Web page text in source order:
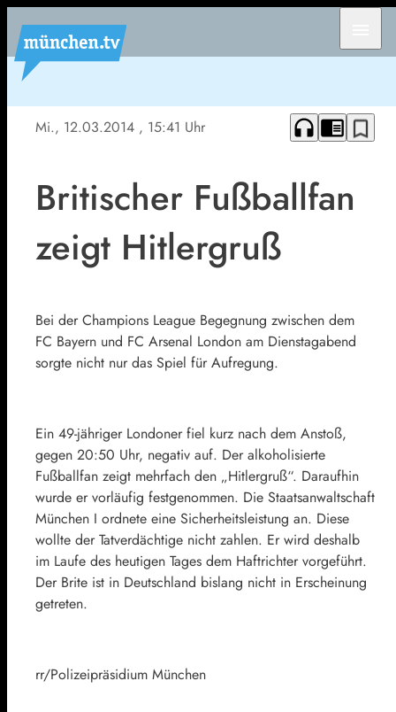
Mi., 12.03.2014 , 15:41 Uhr headphones chrome_reader_mode bookmark_border
Britischer Fußballfan
zeigt Hitlergruß
Bei der Champions League Begegnung zwischen dem
FC Bayern und FC Arsenal London am Dienstagabend
sorgte nicht nur das Spiel für Aufregung.
Ein 49-jähriger Londoner fiel kurz nach dem Anstoß,
gegen 20:50 Uhr, negativ auf. Der alkoholisierte
Fußballfan zeigt mehrfach den „Hitlergruß“. Daraufhin
wurde er vorläufig festgenommen. Die Staatsanwaltschaft
München I ordnete eine Sicherheitsleistung an. Diese
wollte der Tatverdächtige nicht zahlen. Er wird deshalb
im Laufe des heutigen Tages dem Haftrichter vorgeführt.
Der Brite ist in Deutschland bislang nicht in Erscheinung
getreten.
rr/Polizeipräsidium München